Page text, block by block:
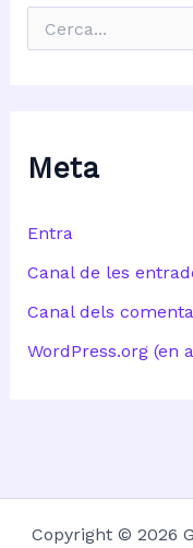
Meta
Entra
Canal de les
Canal dels
WordPress.org (en
Copyright © 2026